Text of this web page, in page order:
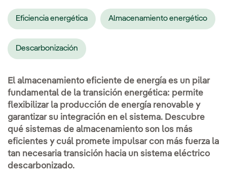
Eficiencia energética Almacenamiento energético
Descarbonización
El almacenamiento eficiente de energía es un pilar
fundamental de la transición energética: permite
flexibilizar la producción de energía renovable y
garantizar su integración en el sistema. Descubre
qué sistemas de almacenamiento son los más
eficientes y cuál promete impulsar con más fuerza la
tan necesaria transición hacia un sistema eléctrico
descarbonizado.